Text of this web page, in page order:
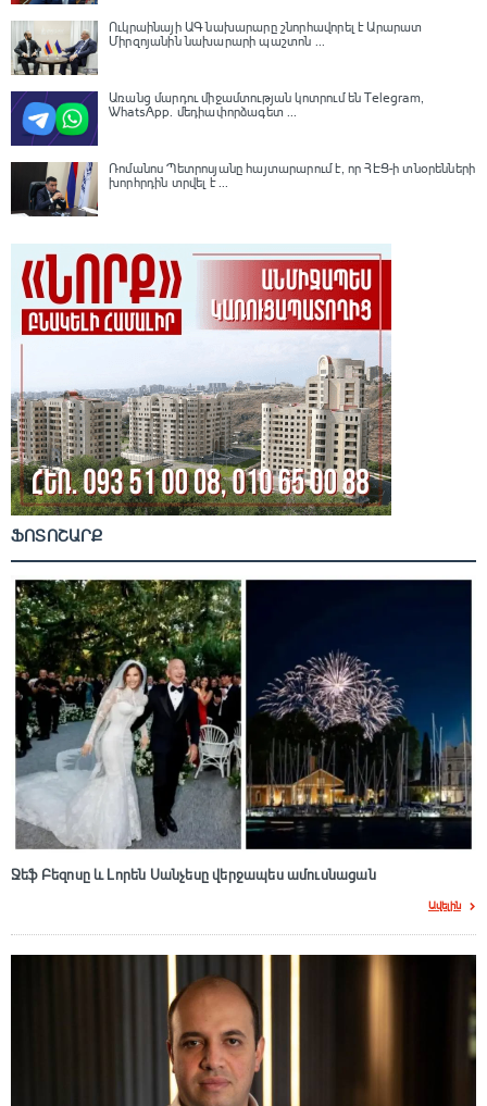
Ուկրաինայի ԱԳ նախարարը շնորհավորել է Արարատ
Միրզոյանին նախարարի պաշտոն ...
Առանց մարդու միջամտության կոտրում են Telegram,
WhatsApp․ մեդիափորձագետ ...
Ռոմանոս Պետրոսյանը հայտարարում է, որ ՀԷՑ-ի տնօրենների
խորհրդին տրվել է ...
ՖՈՏՈՇԱՐՔ
Ջեֆ Բեզոսը և Լորեն Սանչեսը վերջապես ամուսնացան
Ավելին